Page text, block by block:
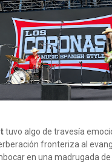
tuvo algo de travesía
fronteriza al
en una madrugada